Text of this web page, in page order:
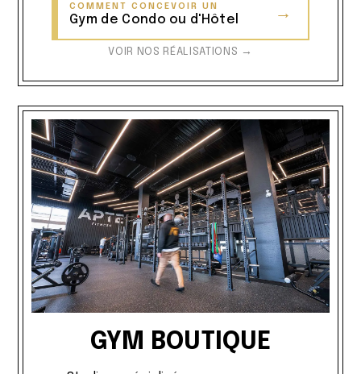
COMMENT CONCEVOIR UN
Gym de Condo ou d'Hôtel →
VOIR NOS RÉALISATIONS →
GYM BOUTIQUE